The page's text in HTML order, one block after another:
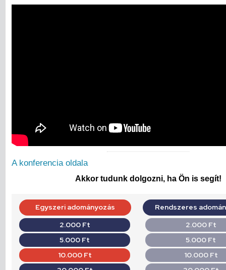
A konferencia oldala
Akkor tudunk dolgozni, ha Ön is segít!